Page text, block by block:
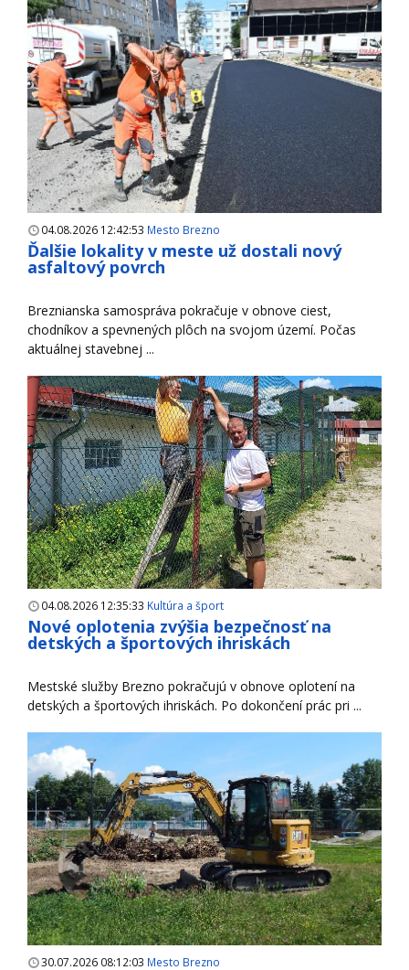
04.08.2026 12:42:53 Mesto Brezno
Ďalšie lokality v meste už dostali nový
asfaltový povrch
Breznianska samospráva pokračuje v obnove ciest,
chodníkov a spevnených plôch na svojom území. Počas
aktuálnej stavebnej ...
04.08.2026 12:35:33 Kultúra a šport
Nové oplotenia zvýšia bezpečnosť na
detských a športových ihriskách
Mestské služby Brezno pokračujú v obnove oplotení na
detských a športových ihriskách. Po dokončení prác pri ...
30.07.2026 08:12:03 Mesto Brezno